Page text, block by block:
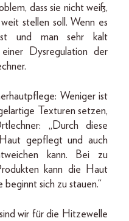
dass sie nicht weiß,
stellen soll. Wenn es
und man sehr kalt
Dysregulation der
Weniger ist
Texturen setzen,
„Durch diese
gepflegt und auch
kann. Bei zu
kann die Haut
sich zu stauen.“
wir für die Hitzewelle